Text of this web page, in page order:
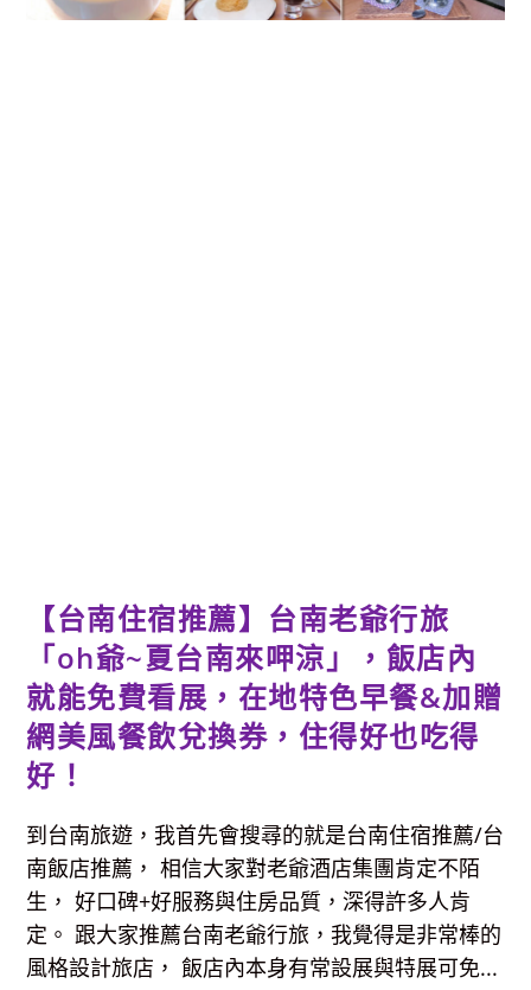
【台南住宿推薦】台南老爺行旅
「oh爺~夏台南來呷涼」，飯店內
就能免費看展，在地特色早餐&加贈
網美風餐飲兌換券，住得好也吃得
好！
到台南旅遊，我首先會搜尋的就是台南住宿推薦/台
南飯店推薦， 相信大家對老爺酒店集團肯定不陌
生， 好口碑+好服務與住房品質，深得許多人肯
定。 跟大家推薦台南老爺行旅，我覺得是非常棒的
風格設計旅店， 飯店內本身有常設展與特展可免...